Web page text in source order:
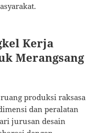
Kerja
Merangsang
produksi raksasa
dan peralatan
jurusan desain